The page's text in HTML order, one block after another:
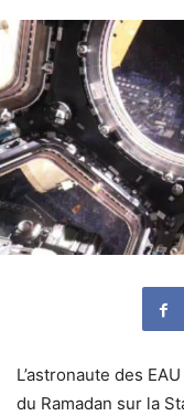
L’astronaute des
du Ramadan sur la